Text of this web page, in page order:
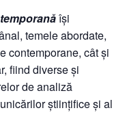
își
temele abordate,
contemporane, cât și
fiind diverse și
de analiză
științifice și al